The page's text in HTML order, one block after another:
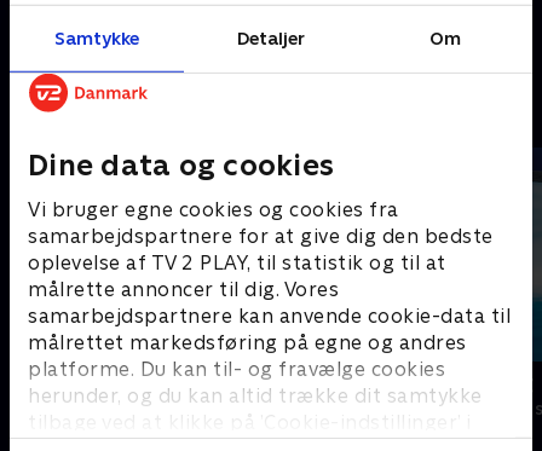
Samtykke Detaljer Om
Dine data og cookies
Vi bruger egne cookies og cookies fra
samarbejdspartnere for at give dig den bedste
oplevelse af TV 2 PLAY, til statistik og til at
målrette annoncer til dig. Vores
samarbejdspartnere kan anvende cookie-data til
målrettet markedsføring på egne og andres
platforme. Du kan til- og fravælge cookies
herunder, og du kan altid trække dit samtykke
tilbage ved at klikke på ’Cookie-indstillinger’ i
17. juli 2024 • 21 min 17. juli 2024 • 21 min
Andre så også
Mægtige maskiner
Børneserier • 1 sæsoner
Vicke Viking
Børneserier • 1